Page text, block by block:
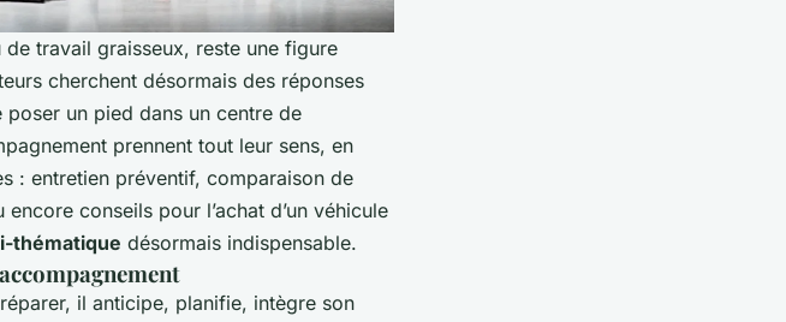
travail graisseux, reste une figure
cherchent désormais des réponses
un pied dans un centre de
prennent tout leur sens, en
: entretien préventif, comparaison de
conseils pour l’achat d’un véhicule
thématique désormais indispensable.
il anticipe, planifie, intègre son